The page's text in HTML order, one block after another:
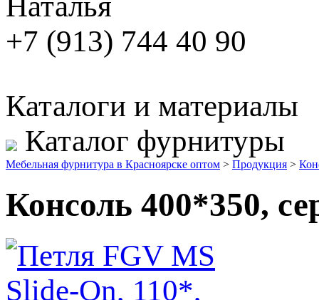
+7 (913) 744 40 90
Каталоги и материалы
Каталог фурнитуры
Мебельная фурнитура в Красноярске оптом > Продукция >
Консоль 400*350,